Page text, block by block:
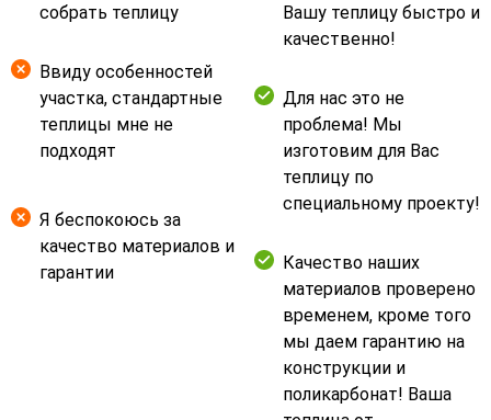
собрать теплицу
Ввиду особенностей
участка, стандартные
теплицы мне не
подходят
Я беспокоюсь за
качество материалов и
гарантии
Вашу теплицу быстро и
качественно!
Для нас это не
проблема! Мы
изготовим для Вас
теплицу по
специальному проекту!
Качество наших
материалов проверено
временем, кроме того
мы даем гарантию на
конструкции и
поликарбонат! Ваша